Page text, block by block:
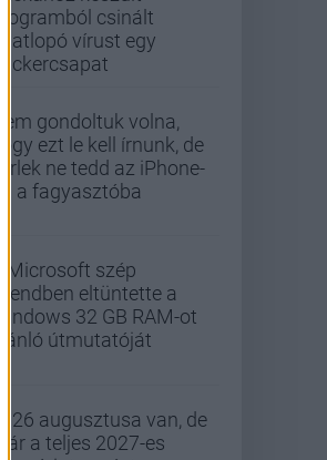
programból csinált
adatlopó vírust egy
hackercsapat
Nem gondoltuk volna,
hogy ezt le kell írnunk, de
kérlek ne tedd az iPhone-
od a fagyasztóba
A Microsoft szép
csendben eltüntette a
Windows 32 GB RAM-ot
ajánló útmutatóját
2026 augusztusa van, de
már a teljes 2027-es